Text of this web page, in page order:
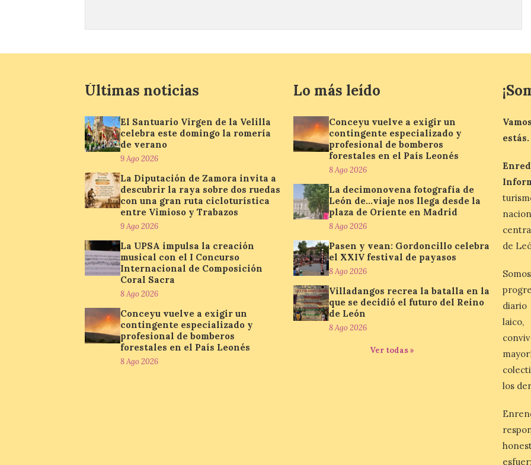
Últimas noticias
El Santuario Virgen de la Velilla
celebra este domingo la romería
de verano
9 Ago 2026
La Diputación de Zamora invita a
descubrir la raya sobre dos ruedas
con una gran ruta cicloturística
entre Vimioso y Trabazos
9 Ago 2026
La UPSA impulsa la creación
musical con el I Concurso
Internacional de Composición
Coral Sacra
8 Ago 2026
Conceyu vuelve a exigir un
contingente especializado y
profesional de bomberos
forestales en el País Leonés
8 Ago 2026
Lo más leído
Conceyu vuelve a exigir un
contingente especializado y
profesional de bomberos
forestales en el País Leonés
8 Ago 2026
La decimonovena fotografía de
León de…viaje nos llega desde la
plaza de Oriente en Madrid
8 Ago 2026
Pasen y vean: Gordoncillo celebra
el XXIV festival de payasos
8 Ago 2026
Villadangos recrea la batalla en la
que se decidió el futuro del Reino
de León
8 Ago 2026
Ver todas »
estás.
de
diario
los